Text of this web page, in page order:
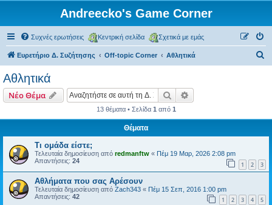
Andreecko's Game Corner
Συχνές ερωτήσεις Κεντρική σελίδα Σχετικά με εμάς
Ευρετήριο Δ. Συζήτησης Off-topic Corner Αθλητικά
η
Αθλητικά
Νέο Θέμα Αναζήτηση
13 θέματα • Σελίδα 1 από 1
Θέματα
Τι ομάδα είστε;
Τελευταία δημοσίευση από redmanftw « Πέμ 19 Μαρ, 2026 2:08 pm
Απαντήσεις: 24 1 2 3
Αθλήματα που σας Αρέσουν
Τελευταία δημοσίευση από Zach343 « Πέμ 15 Σεπ, 2016 1:00 pm
Απαντήσεις: 42 1 2 3 4 5